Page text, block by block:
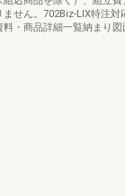
せん。702Biz-LIX特注対
・商品詳細一覧納まり図